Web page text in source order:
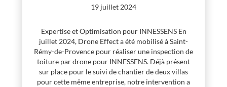
19 juillet 2024
Expertise et Optimisation pour INNESSENS En
juillet 2024, Drone Effect a été mobilisé à Saint-
Rémy-de-Provence pour réaliser une inspection de
toiture par drone pour INNESSENS. Déjà présent
sur place pour le suivi de chantier de deux villas
pour cette même entreprise, notre intervention a